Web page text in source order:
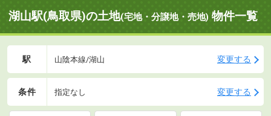
湖山駅(鳥取県)の土地(宅地・分譲地・売地) 物件一覧
駅 山陰本線/湖山 変更する
条件 指定なし 変更する